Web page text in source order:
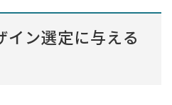
ン選定に与える